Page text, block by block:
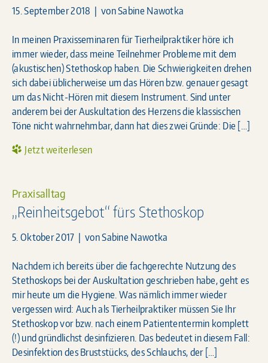
15. September 2018 | vonSabine Nawotka
In meinen Praxisseminaren für Tierheilpraktiker höre ich
immer wieder, dass meine Teilnehmer Probleme mit dem
(akustischen) Stethoskop haben. Die Schwierigkeiten drehen
sich dabei üblicherweise um das Hören bzw. genauer gesagt
um das Nicht-Hören mit diesem Instrument. Sind unter
anderem bei der Auskultation des Herzens die klassischen
Töne nicht wahrnehmbar, dann hat dies zwei Gründe: Die […]
Jetzt weiterlesen
Praxisalltag
„Reinheitsgebot“ fürs Stethoskop
5. Oktober 2017 | vonSabine Nawotka
Nachdem ich bereits über die fachgerechte Nutzung des
Stethoskops bei der Auskultation geschrieben habe, geht es
mir heute um die Hygiene. Was nämlich immer wieder
vergessen wird: Auch als Tierheilpraktiker müssen Sie Ihr
Stethoskop vor bzw. nach einem Patiententermin komplett
(!) und gründlichst desinfizieren. Das bedeutet in diesem Fall:
Desinfektion des Bruststücks, des Schlauchs, der […]